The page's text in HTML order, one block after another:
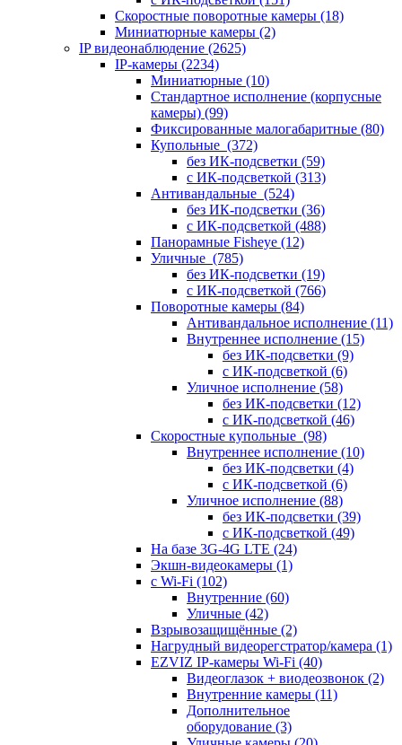
Скоростные поворотные камеры (18)
Миниатюрные камеры (2)
IP видеонаблюдение (2625)
IP-камеры (2234)
Миниатюрные (10)
Стандартное исполнение (корпусные
камеры) (99)
Фиксированные малогабаритные (80)
Купольные (372)
без ИК-подсветки (59)
с ИК-подсветкой (313)
Антивандальные (524)
без ИК-подсветки (36)
с ИК-подсветкой (488)
Панорамные Fisheye (12)
Уличные (785)
без ИК-подсветки (19)
с ИК-подсветкой (766)
Поворотные камеры (84)
Антивандальное исполнение (11)
Внутреннее исполнение (15)
без ИК-подсветки (9)
с ИК-подсветкой (6)
Уличное исполнение (58)
без ИК-подсветки (12)
с ИК-подсветкой (46)
Скоростные купольные (98)
Внутреннее исполнение (10)
без ИК-подсветки (4)
с ИК-подсветкой (6)
Уличное исполнение (88)
без ИК-подсветки (39)
с ИК-подсветкой (49)
На базе 3G-4G LTE (24)
Экшн-видеокамеры (1)
с Wi-Fi (102)
Внутренние (60)
Уличные (42)
Взрывозащищённые (2)
Нагрудный видеорегстратор/камера (1)
EZVIZ IP-камеры Wi-Fi (40)
Видеоглазок + виодеозвонок (2)
Внутренние камеры (11)
Дополнительное
оборудование (3)